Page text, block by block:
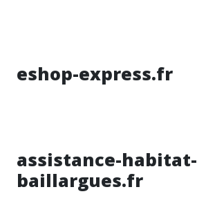
eshop-express.fr
assistance-habitat-
baillargues.fr